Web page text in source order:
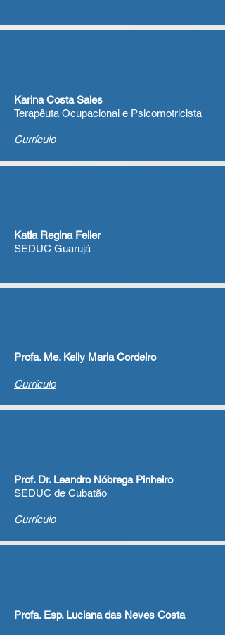
Karina Costa Sales
Terapêuta Ocupacional e Psicomotricista
Currículo
Katia Regina Feller
SEDUC Guarujá
Profa. Me. Kelly Maria Cordeiro
Currículo
Prof. Dr. Leandro Nóbrega Pinheiro
SEDUC de Cubatão
Currículo
Profa. Esp. Luciana das Neves Costa